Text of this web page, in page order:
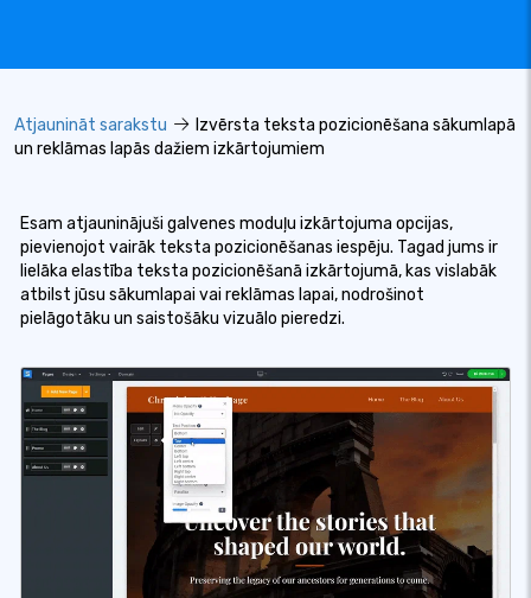
Atjaunināt sarakstu
Izvērsta teksta pozicionēšana sākumlapā
un reklāmas lapās dažiem izkārtojumiem
Esam atjauninājuši galvenes moduļu izkārtojuma opcijas,
pievienojot vairāk teksta pozicionēšanas iespēju. Tagad jums ir
lielāka elastība teksta pozicionēšanā izkārtojumā, kas vislabāk
atbilst jūsu sākumlapai vai reklāmas lapai, nodrošinot
pielāgotāku un saistošāku vizuālo pieredzi.